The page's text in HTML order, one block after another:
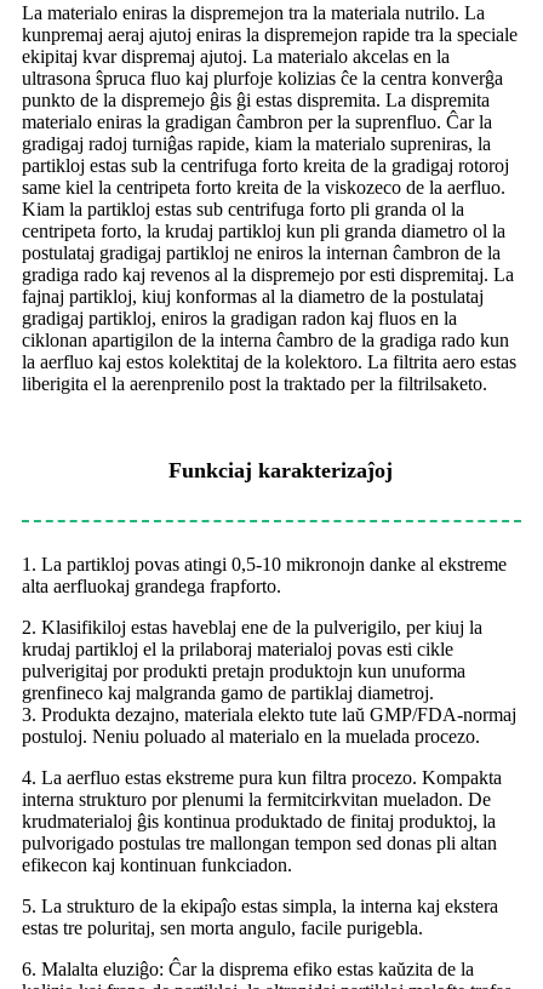
La materialo eniras la dispremejon tra la materiala nutrilo. La
kunpremaj aeraj ajutoj eniras la dispremejon rapide tra la speciale
ekipitaj kvar dispremaj ajutoj. La materialo akcelas en la
ultrasona ŝpruca fluo kaj plurfoje kolizias ĉe la centra konverĝa
punkto de la dispremejo ĝis ĝi estas dispremita. La dispremita
materialo eniras la gradigan ĉambron per la suprenfluo. Ĉar la
gradigaj radoj turniĝas rapide, kiam la materialo supreniras, la
partikloj estas sub la centrifuga forto kreita de la gradigaj rotoroj
same kiel la centripeta forto kreita de la viskozeco de la aerfluo.
Kiam la partikloj estas sub centrifuga forto pli granda ol la
centripeta forto, la krudaj partikloj kun pli granda diametro ol la
postulataj gradigaj partikloj ne eniros la internan ĉambron de la
gradiga rado kaj revenos al la dispremejo por esti dispremitaj. La
fajnaj partikloj, kiuj konformas al la diametro de la postulataj
gradigaj partikloj, eniros la gradigan radon kaj fluos en la
ciklonan apartigilon de la interna ĉambro de la gradiga rado kun
la aerfluo kaj estos kolektitaj de la kolektoro. La filtrita aero estas
liberigita el la aerenprenilo post la traktado per la filtrilsaketo.
Funkciaj karakterizaĵoj
1. La partikloj povas atingi 0,5-10 mikronojn danke al ekstreme
alta aerfluokaj grandega frapforto.
2. Klasifikiloj estas haveblaj ene de la pulverigilo, per kiuj la
krudaj partikloj el la prilaboraj materialoj povas esti cikle
pulverigitaj por produkti pretajn produktojn kun unuforma
grenfineco kaj malgranda gamo de partiklaj diametroj.
3. Produkta dezajno, materiala elekto tute laŭ GMP/FDA-normaj
postuloj. Neniu poluado al materialo en la muelada procezo.
4. La aerfluo estas ekstreme pura kun filtra procezo. Kompakta
interna strukturo por plenumi la fermitcirkvitan mueladon. De
krudmaterialoj ĝis kontinua produktado de finitaj produktoj, la
pulvorigado postulas tre mallongan tempon sed donas pli altan
efikecon kaj kontinuan funkciadon.
5. La strukturo de la ekipaĵo estas simpla, la interna kaj ekstera
estas tre poluritaj, sen morta angulo, facile purigebla.
6. Malalta eluziĝo: Ĉar la disprema efiko estas kaŭzita de la